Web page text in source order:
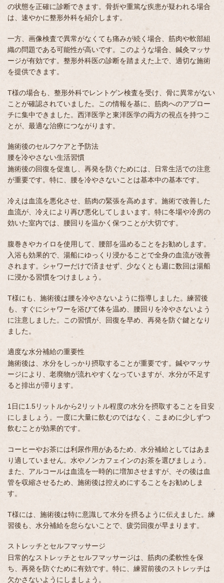
の状態を正確に診断できます。骨折や重篤な疾患が疑われる場合
は、速やかに整形外科を紹介します。
一方、画像検査で異常がなくても痛みが続く場合、筋肉や軟部組
織の問題である可能性が高いです。このような場合、鍼灸マッサ
ージが有効です。整形外科医の診断を踏まえた上で、適切な施術
を提供できます。
T様の場合も、整形外科でレントゲン検査を受け、骨に異常がない
ことが確認されていました。この情報を基に、筋肉へのアプロー
チに集中できました。西洋医学と東洋医学の両方の視点を持つこ
とが、最適な治療につながります。
施術後のセルフケアと予防法
腰を冷やさない生活習慣
施術後の回復を促進し、再発を防ぐためには、日常生活での注意
が重要です。特に、腰を冷やさないことは基本中の基本です。
冷えは血流を悪化させ、筋肉の緊張を高めます。施術で改善した
血流が、冷えにより再び悪化してしまいます。特に冬場や冷房の
効いた室内では、腰回りを温かく保つことが大切です。
腹巻きやカイロを使用して、腰部を温めることをお勧めします。
入浴も効果的で、湯船にゆっくり浸かることで全身の血流が改善
されます。シャワーだけで済ませず、少なくとも週に数回は湯船
に浸かる習慣をつけましょう。
T様にも、施術後は腰を冷やさないように指導しました。練習後
も、すぐにシャワーを浴びて体を温め、腰回りを冷やさないよう
に注意しました。この習慣が、回復を早め、再発を防ぐ鍵となり
ました。
適度な水分補給の重要性
施術後は、水分をしっかり摂取することが重要です。鍼やマッサ
ージにより、老廃物が流れやすくなっていますが、水分が不足す
ると排出が滞ります。
1日に1.5リットルから2リットル程度の水分を摂取することを目安
にしましょう。一度に大量に飲むのではなく、こまめに少しずつ
飲むことが効果的です。
コーヒーやお茶には利尿作用があるため、水分補給としてはあま
り適していません。水やノンカフェインのお茶を選びましょう。
また、アルコールは血流を一時的に増加させますが、その後は血
管を収縮させるため、施術後は控えめにすることをお勧めしま
す。
T様には、施術後は特に意識して水分を摂るように伝えました。練
習後も、水分補給を怠らないことで、疲労回復が早まります。
ストレッチとセルフマッサージ
日常的なストレッチとセルフマッサージは、筋肉の柔軟性を保
ち、再発を防ぐために有効です。特に、練習前後のストレッチは
欠かさないようにしましょう。